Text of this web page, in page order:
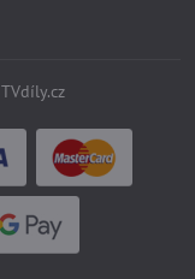
TVdíly.cz